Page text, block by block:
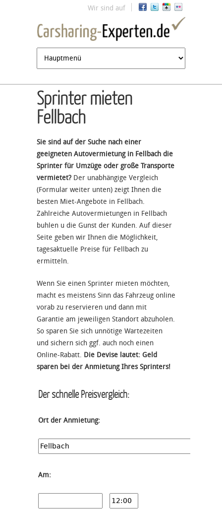
Jump to navigation
Wir sind auf
Sprinter mieten
Fellbach
Sie sind auf der Suche nach einer
geeigneten Autovermietung in Fellbach die
Sprinter für Umzüge oder große Transporte
vermietet? Der unabhängige Vergleich
(Formular weiter unten) zeigt Ihnen die
besten Miet-Angebote in Fellbach.
Zahlreiche Autovermietungen in Fellbach
buhlen u die Gunst der Kunden. Auf dieser
Seite geben wir Ihnen die Möglichkeit,
tagesaktuelle Preise für Fellbach zu
ermitteln.
Wenn Sie einen Sprinter mieten möchten,
macht es meistens Sinn das Fahrzeug online
vorab zu reservieren und dann mit
Garantie am jeweiligen Standort abzuholen.
So sparen Sie sich unnötige Wartezeiten
und sichern sich ggf. auch noch einen
Online-Rabatt. Die Devise lautet: Geld
sparen bei der Anmietung Ihres Sprinters!
Der schnelle Preisvergleich:
Ort der Anmietung:
Am: